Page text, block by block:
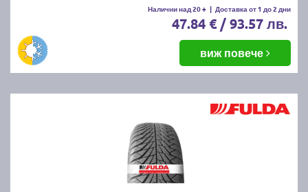
Налични над 20 + | Доставка от 1 до 2 дни
47.84 € / 93.57 лв.
виж повече